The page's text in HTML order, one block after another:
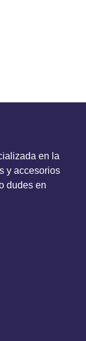
en la
y accesorios
dudes en